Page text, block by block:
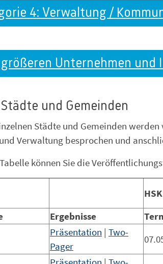
4: Verwaltung /
Unternehmen und
und Gemeinden
Städte und Gemeinden
Verwaltung besprochen und
können Sie die
HSK
Ergebnisse
Präsentation | Two-
Pager